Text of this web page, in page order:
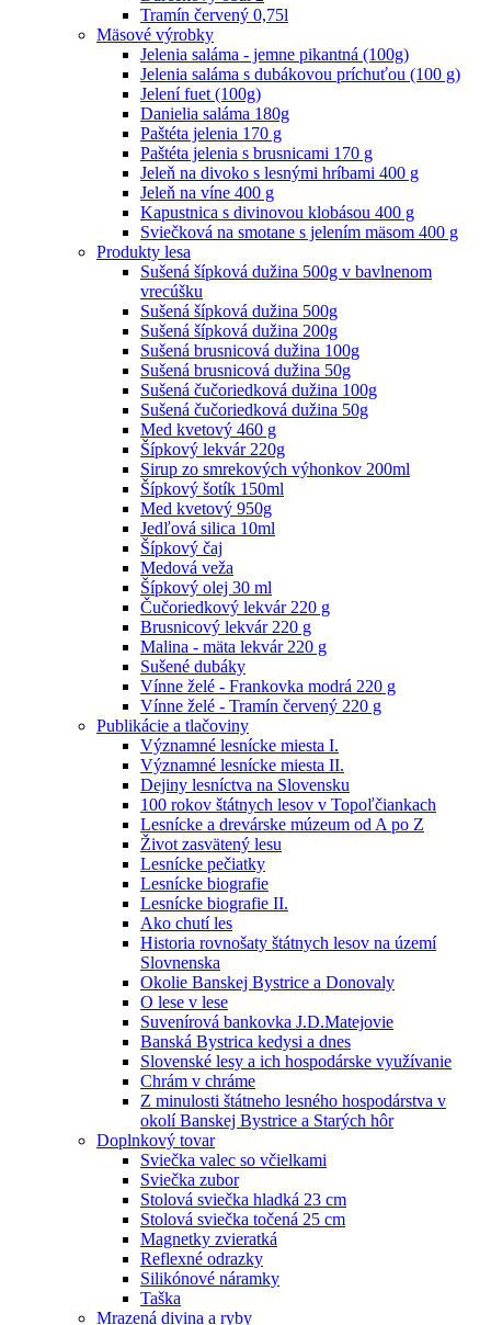
Tramín červený 0,75l
Mäsové výrobky
Jelenia saláma - jemne pikantná (100g)
Jelenia saláma s dubákovou príchuťou (100 g)
Jelení fuet (100g)
Danielia saláma 180g
Paštéta jelenia 170 g
Paštéta jelenia s brusnicami 170 g
Jeleň na divoko s lesnými hríbami 400 g
Jeleň na víne 400 g
Kapustnica s divinovou klobásou 400 g
Sviečková na smotane s jelením mäsom 400 g
Produkty lesa
Sušená šípková dužina 500g v bavlnenom
vrecúšku
Sušená šípková dužina 500g
Sušená šípková dužina 200g
Sušená brusnicová dužina 100g
Sušená brusnicová dužina 50g
Sušená čučoriedková dužina 100g
Sušená čučoriedková dužina 50g
Med kvetový 460 g
Šípkový lekvár 220g
Sirup zo smrekových výhonkov 200ml
Šípkový šotík 150ml
Med kvetový 950g
Jedľová silica 10ml
Šípkový čaj
Medová veža
Šípkový olej 30 ml
Čučoriedkový lekvár 220 g
Brusnicový lekvár 220 g
Malina - mäta lekvár 220 g
Sušené dubáky
Vínne želé - Frankovka modrá 220 g
Vínne želé - Tramín červený 220 g
Publikácie a tlačoviny
Významné lesnícke miesta I.
Významné lesnícke miesta II.
Dejiny lesníctva na Slovensku
100 rokov štátnych lesov v Topoľčiankach
Lesnícke a drevárske múzeum od A po Z
Život zasvätený lesu
Lesnícke pečiatky
Lesnícke biografie
Lesnícke biografie II.
Ako chutí les
Historia rovnošaty štátnych lesov na území
Slovnenska
Okolie Banskej Bystrice a Donovaly
O lese v lese
Suvenírová bankovka J.D.Matejovie
Banská Bystrica kedysi a dnes
Slovenské lesy a ich hospodárske využívanie
Chrám v chráme
Z minulosti štátneho lesného hospodárstva v
okolí Banskej Bystrice a Starých hôr
Doplnkový tovar
Sviečka valec so včielkami
Sviečka zubor
Stolová sviečka hladká 23 cm
Stolová sviečka točená 25 cm
Magnetky zvieratká
Reflexné odrazky
Silikónové náramky
Taška
Mrazená divina a ryby